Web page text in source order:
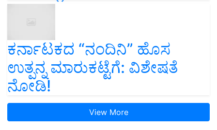
ಕರ್ನಾಟಕದ “ನಂದಿನಿ” ಹೊಸ
ಉತ್ಪನ್ನ ಮಾರುಕಟ್ಟೆಗೆ: ವಿಶೇಷತೆ
ನೋಡಿ!
View More